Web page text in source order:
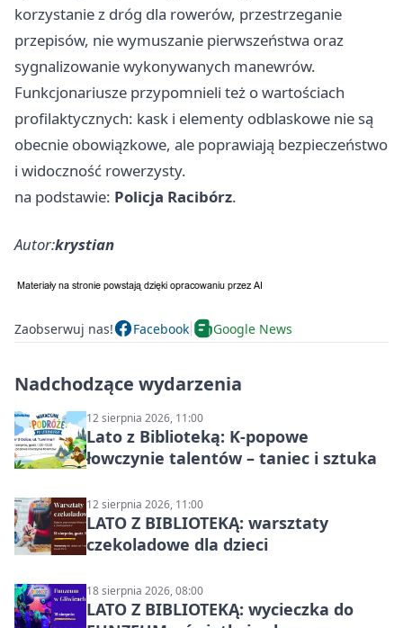
korzystanie z dróg dla rowerów, przestrzeganie
przepisów, nie wymuszanie pierwszeństwa oraz
sygnalizowanie wykonywanych manewrów.
Funkcjonariusze przypomnieli też o wartościach
profilaktycznych: kask i elementy odblaskowe nie są
obecnie obowiązkowe, ale poprawiają bezpieczeństwo
i widoczność rowerzysty.
na podstawie: Policja Racibórz.
Autor:krystian
Zaobserwuj nas! Facebook Google News
Nadchodzące wydarzenia
12 sierpnia 2026, 11:00
Lato z Biblioteką: K-popowe
łowczynie talentów – taniec i sztuka
12 sierpnia 2026, 11:00
LATO Z BIBLIOTEKĄ: warsztaty
czekoladowe dla dzieci
18 sierpnia 2026, 08:00
LATO Z BIBLIOTEKĄ: wycieczka do